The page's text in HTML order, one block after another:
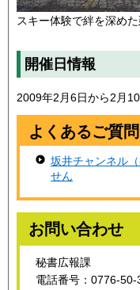
スキー体験で絆を深め
開催日情報
2009年2月6日から2月
よくあるご質問
坂井チャンネル
せん
お問い合わせ
秘書広報課
電話番号：0776-